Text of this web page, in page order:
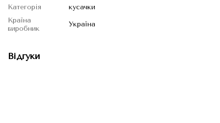
Категорія
кусачки
Країна
виробник
Україна
Відгуки